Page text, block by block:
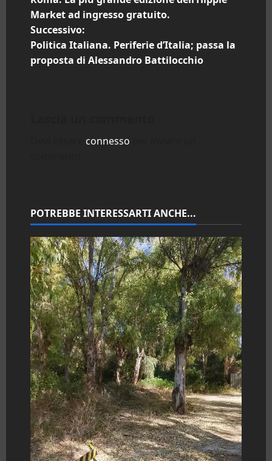
a
v
i
n
e
a
r
t
i
c
o
l
o
Market ad ingresso gratuito.
Successivo:
Politica Italiana. Periferie d’Italia; passa la
proposta di Alessandro Battilocchio
connesso
POTREBBE INTERESSARTI ANCHE...